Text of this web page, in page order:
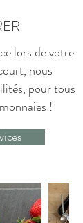
lors de votre
nous
pour tous
!